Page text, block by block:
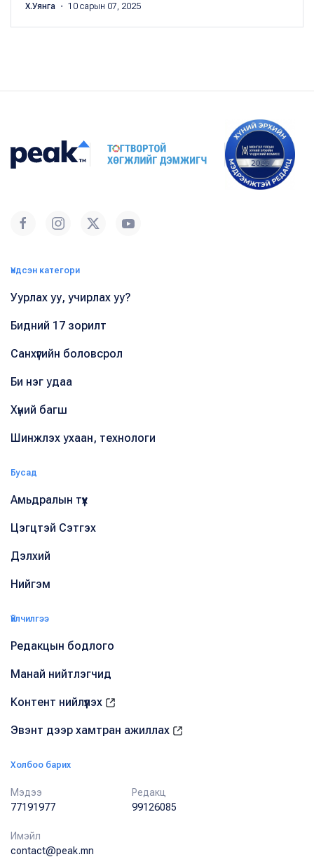
Х.Уянга ・ 10 сарын 07, 2025
Үндсэн категори
Уурлах уу, учирлах уу?
Бидний 17 зорилт
Санхүүгийн боловсрол
Би нэг удаа
Хүний багш
Шинжлэх ухаан, технологи
Бусад
Амьдралын түүх
Цэгцтэй Сэтгэх
Дэлхий
Нийгэм
Үйлчилгээ
Редакцын бодлого
Манай нийтлэгчид
Контент нийлүүлэх
Эвэнт дээр хамтран ажиллах
Холбоо барих
Мэдээ
77191977
Редакц
99126085
Имэйл
contact@peak.mn